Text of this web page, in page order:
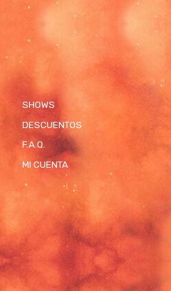
SHOWS
DESCUENTOS
F.A.Q.
MI CUENTA